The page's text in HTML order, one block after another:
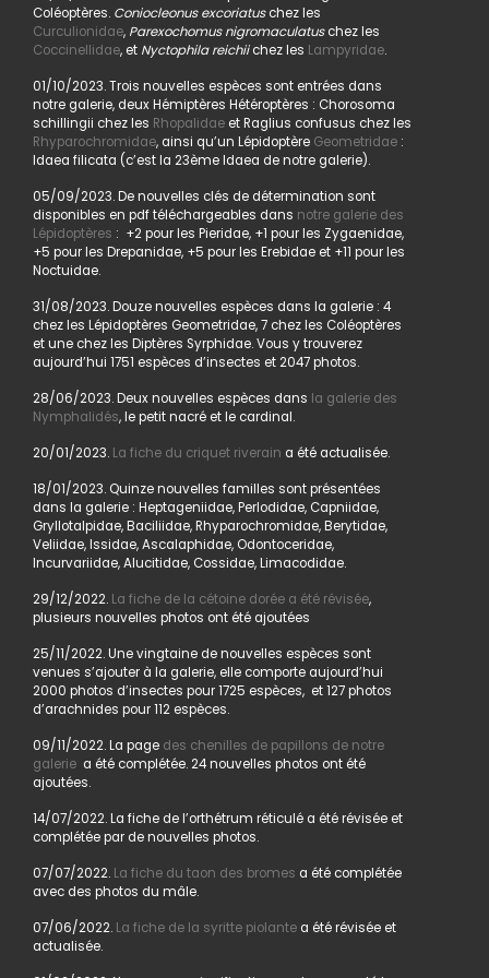
Coléoptères. Coniocleonus excoriatuschez les
Curculionidae, Parexochomus nigromaculatuschez les
Coccinellidae, et Nyctophila reichiichez les Lampyridae.
01/10/2023. Trois nouvelles espèces sont entrées dans
notre galerie, deux Hémiptères Hétéroptères : Chorosoma
schillingii chez les Rhopalidaeet Raglius confusus chez les
Rhyparochromidae, ainsi qu’un Lépidoptère Geometridae:
Idaea filicata (c’est la 23ème Idaea de notre galerie).
05/09/2023. De nouvelles clés de détermination sont
disponibles en pdf téléchargeables dans notre galerie des
Lépidoptères : +2 pour les Pieridae, +1 pour les Zygaenidae,
+5 pour les Drepanidae, +5 pour les Erebidae et +11 pour les
Noctuidae.
31/08/2023. Douze nouvelles espèces dans la galerie : 4
chez les Lépidoptères Geometridae, 7 chez les Coléoptères
et une chez les Diptères Syrphidae. Vous y trouverez
aujourd’hui 1751 espèces d’insectes et 2047 photos.
28/06/2023. Deux nouvelles espèces dans la galerie des
Nymphalidés, le petit nacré et le cardinal.
20/01/2023. La fiche du criquet riverain a été actualisée.
18/01/2023. Quinze nouvelles familles sont présentées
dans la galerie : Heptageniidae, Perlodidae, Capniidae,
Gryllotalpidae, Baciliidae, Rhyparochromidae, Berytidae,
Veliidae, Issidae, Ascalaphidae, Odontoceridae,
Incurvariidae, Alucitidae, Cossidae, Limacodidae.
29/12/2022. La fiche de la cétoine dorée a été révisée,
plusieurs nouvelles photos ont été ajoutées
25/11/2022. Une vingtaine de nouvelles espèces sont
venues s’ajouter à la galerie, elle comporte aujourd’hui
2000 photos d’insectes pour 1725 espèces, et 127 photos
d’arachnides pour 112 espèces.
09/11/2022. La page des chenilles de papillons de notre
galerie a été complétée. 24 nouvelles photos ont été
ajoutées.
14/07/2022. La fiche de l’orthétrum réticulé a été révisée et
complétée par de nouvelles photos.
07/07/2022. La fiche du taon des bromes a été complétée
avec des photos du mâle.
07/06/2022. La fiche de la syritte piolantea été révisée et
actualisée.